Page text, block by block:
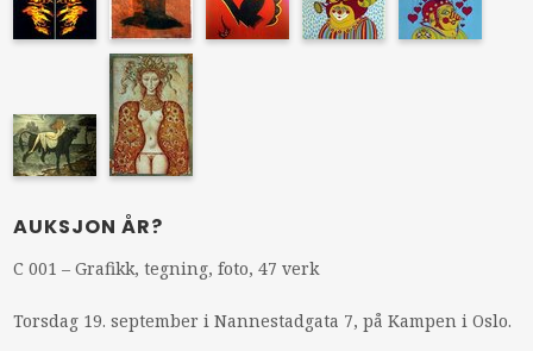
AUKSJON ÅR?
C 001 – Grafikk, tegning, foto, 47 verk
Torsdag 19. september i Nannestadgata 7, på Kampen i Oslo.